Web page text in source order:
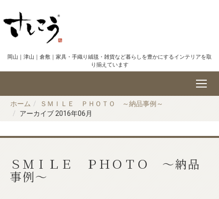
岡山｜津山｜倉敷｜家具・手織り絨毯・雑貨など暮らしを豊かにするインテリアを取
り揃えています
ホーム
ＳＭＩＬＥ ＰＨＯＴＯ ～納品事例～
アーカイブ 2016年06月
ＳＭＩＬＥ ＰＨＯＴＯ ～納品
事例～